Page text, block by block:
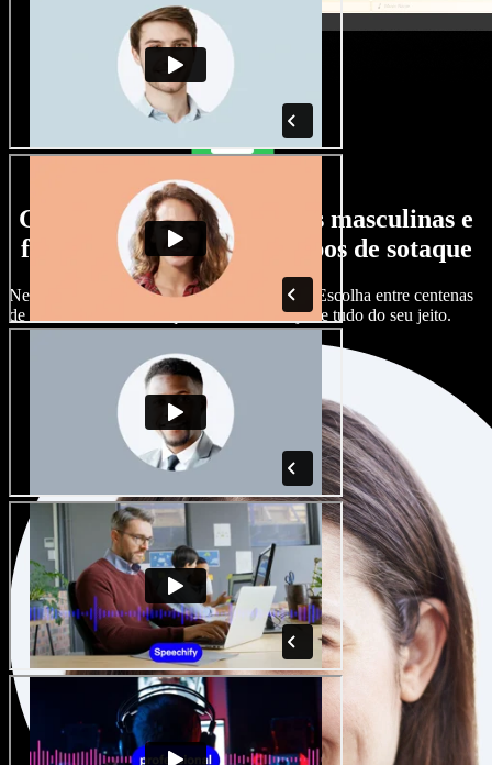
Grande variedade de vozes masculinas e
femininas, com todos os tipos de sotaque
Nenhum projeto precisa soar igual ao outro. Escolha entre centenas
de vozes com IA e sotaques diferentes e ajuste tudo do seu jeito.